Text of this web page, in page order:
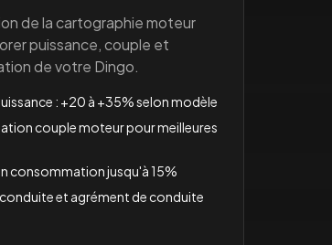
de la cartographie moteur
puissance, couple et
de votre Dingo.
: +20 à +35% selon modèle
couple moteur pour meilleures
consommation jusqu'à 15%
et agrément de conduite